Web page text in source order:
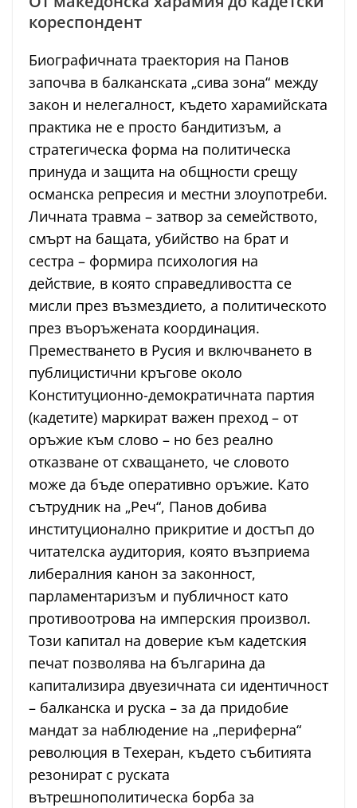
кореспондент
Биографичната траектория на Панов
започва в балканската „сива зона“ между
закон и нелегалност, където харамийската
практика не е просто бандитизъм, а
стратегическа форма на политическа
принуда и защита на общности срещу
османска репресия и местни злоупотреби.
Личната травма – затвор за семейството,
смърт на бащата, убийство на брат и
сестра – формира психология на
действие, в която справедливостта се
мисли през възмездието, а политическото
през въоръжената координация.
Преместването в Русия и включването в
публицистични кръгове около
Конституционно-демократичната партия
(кадетите) маркират важен преход – от
оръжие към слово – но без реално
отказване от схващането, че словото
може да бъде оперативно оръжие. Като
сътрудник на „Реч“, Панов добива
институционално прикритие и достъп до
читателска аудитория, която възприема
либералния канон за законност,
парламентаризъм и публичност като
противоотрова на имперския произвол.
Този капитал на доверие към кадетския
печат позволява на българина да
капитализира двуезичната си идентичност
– балканска и руска – за да придобие
мандат за наблюдение на „периферна“
революция в Техеран, където събитията
резонират с руската
вътрешнополитическа борба за